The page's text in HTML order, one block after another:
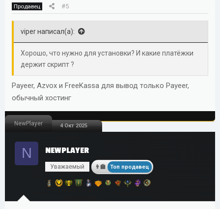
Продавец #5
viper написал(а):
Хорошо, что нужно для установки? И какие платёжки
держит скрипт ?
Payeer, Azvox и FreeKassa для вывод только Payeer,
обычный хостинг
NewPlayer 4 Окт 2025
N NEWPLAYER
Уважаемый Топ продавец